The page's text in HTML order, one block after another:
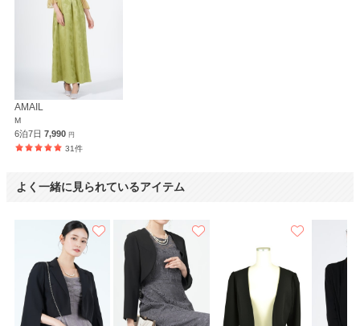
AMAIL
M
6泊7日 7,990 円
31件
よく一緒に見られているアイテム